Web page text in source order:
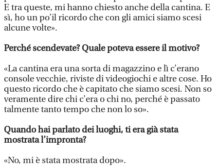
E tra queste, mi hanno chiesto anche della cantina. E
sì, ho un po’il ricordo che con gli amici siamo scesi
alcune volte».
Perché scendevate? Quale poteva essere il motivo?
«La cantina era una sorta di magazzino e lì c’erano
console vecchie, riviste di videogiochi e altre cose. Ho
questo ricordo che è capitato che siamo scesi. Non so
veramente dire chi c’era o chi no, perché è passato
talmente tanto tempo che non lo so».
Quando hai parlato dei luoghi, ti era già stata
mostrata l’impronta?
«No, mi è stata mostrata dopo».